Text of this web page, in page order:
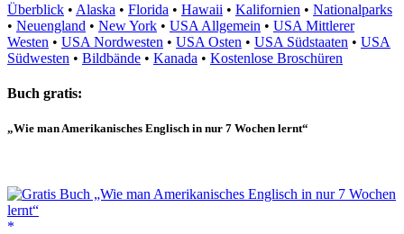
Überblick • Alaska • Florida • Hawaii • Kalifornien • Nationalparks
• Neuengland • New York • USA Allgemein • USA Mittlerer
Westen • USA Nordwesten • USA Osten • USA Südstaaten • USA
Südwesten • Bildbände • Kanada • Kostenlose Broschüren
Buch gratis:
„Wie man Amerikanisches Englisch in nur 7 Wochen lernt“